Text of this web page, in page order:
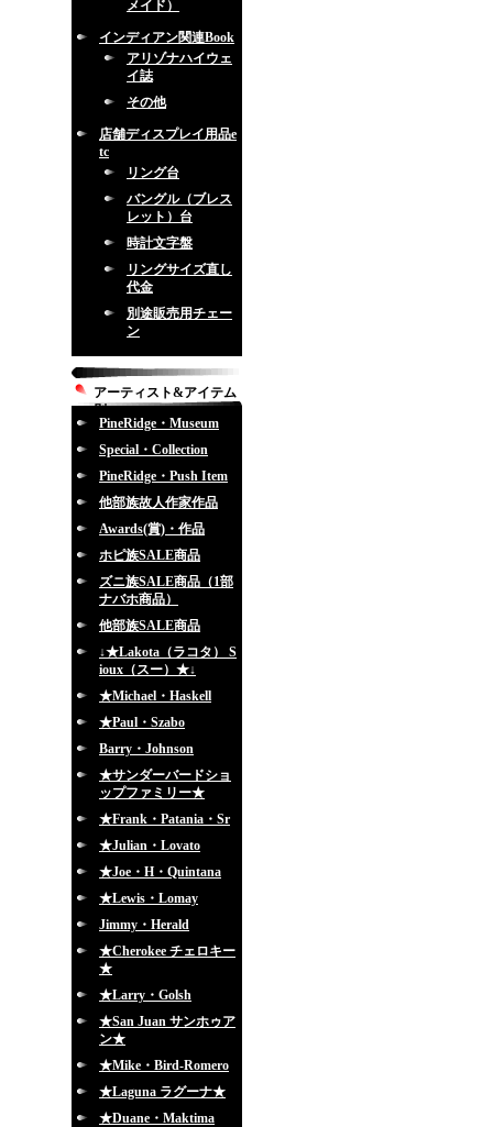
メイド）
インディアン関連Book
アリゾナハイウェ
イ誌
その他
店舗ディスプレイ用品e
tc
リング台
バングル（ブレス
レット）台
時計文字盤
リングサイズ直し
代金
別途販売用チェー
ン
アーティスト&アイテム
別
PineRidge・Museum
Special・Collection
PineRidge・Push Item
他部族故人作家作品
Awards(賞)・作品
ホピ族SALE商品
ズニ族SALE商品（1部
ナバホ商品）
他部族SALE商品
↓★Lakota（ラコタ） S
ioux（スー）★↓
★Michael・Haskell
★Paul・Szabo
Barry・Johnson
★サンダーバードショ
ップファミリー★
★Frank・Patania・Sr
★Julian・Lovato
★Joe・H・Quintana
★Lewis・Lomay
Jimmy・Herald
★Cherokee チェロキー
★
★Larry・Golsh
★San Juan サンホゥア
ン★
★Mike・Bird-Romero
★Laguna ラグーナ★
★Duane・Maktima